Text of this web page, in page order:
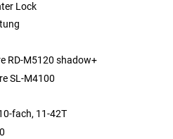
Lock
RD-M5120 shadow+
SL-M4100
fach, 11-42T